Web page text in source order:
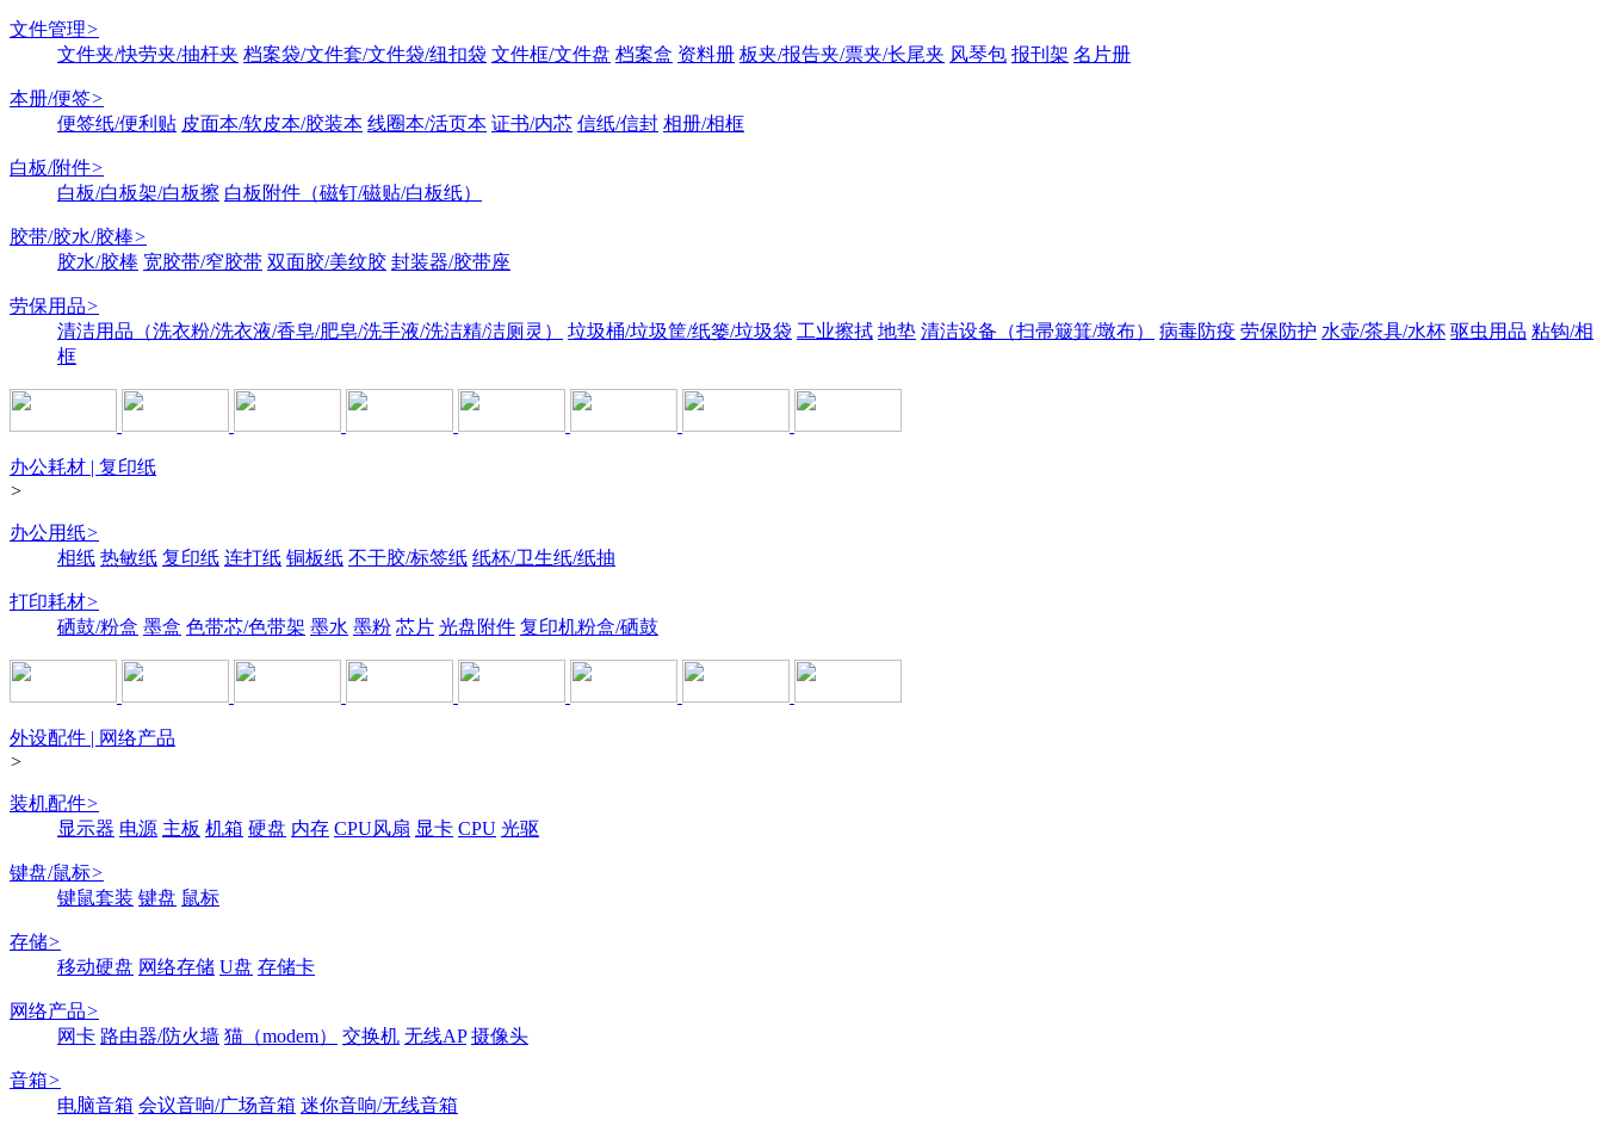
文件管理>
文件夹/快劳夹/抽杆夹 档案袋/文件套/文件袋/纽扣袋 文件框/文件盘 档案盒 资料册 板夹/报告夹/票夹/长尾夹 风琴包 报刊架 名片册
本册/便签>
便签纸/便利贴 皮面本/软皮本/胶装本 线圈本/活页本 证书/内芯 信纸/信封 相册/相框
白板/附件>
白板/白板架/白板擦 白板附件（磁钉/磁贴/白板纸）
胶带/胶水/胶棒>
胶水/胶棒 宽胶带/窄胶带 双面胶/美纹胶 封装器/胶带座
劳保用品>
清洁用品（洗衣粉/洗衣液/香皂/肥皂/洗手液/洗洁精/洁厕灵）
垃圾桶/垃圾筐/纸篓/垃圾袋 工业擦拭 地垫 清洁设备（扫帚簸箕/墩布） 病毒防疫 劳保防护 水壶/茶具/水杯 驱虫用品 粘钩/相
框
办公耗材 | 复印纸
>
办公用纸>
相纸 热敏纸 复印纸 连打纸 铜板纸 不干胶/标签纸 纸杯/卫生纸/纸抽
打印耗材>
硒鼓/粉盒 墨盒 色带芯/色带架 墨水 墨粉 芯片 光盘附件 复印机粉盒/硒鼓
外设配件 | 网络产品
>
装机配件>
显示器 电源 主板 机箱 硬盘 内存 CPU风扇 显卡 CPU 光驱
键盘/鼠标>
键鼠套装 键盘 鼠标
存储>
移动硬盘 网络存储 U盘 存储卡
网络产品>
网卡 路由器/防火墙 猫（modem） 交换机 无线AP 摄像头
音箱>
电脑音箱 会议音响/广场音箱 迷你音响/无线音箱